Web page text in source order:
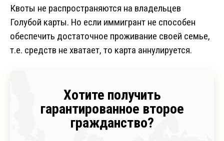
Квоты не распространяются на владельцев
Голубой карты. Но если иммигрант не способен
обеспечить достаточное проживание своей семье,
т.е. средств не хватает, то карта аннулируется.
Хотите получить
гарантированное второе
гражданство?